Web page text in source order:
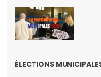
ÉLECTIONS